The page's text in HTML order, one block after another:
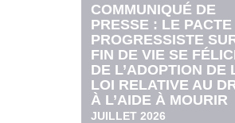
COMMUNIQUÉ DE
PRESSE : LE PACTE
PROGRESSISTE
FIN DE VIE SE
DE L’ADOPTION DE
LOI RELATIVE AU
À L’AIDE À MOURIR
JUILLET 2026